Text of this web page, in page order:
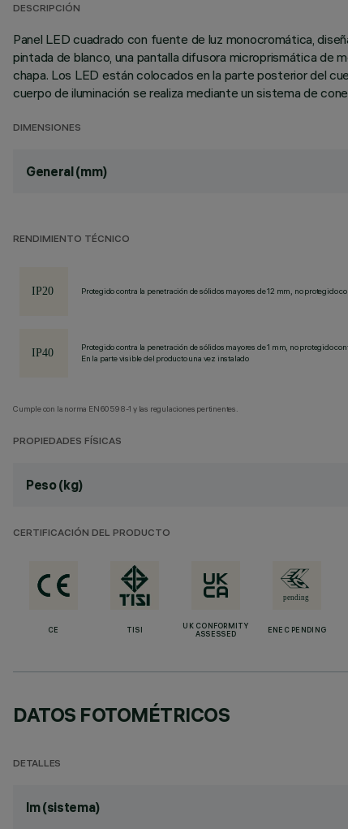
DESCRIPCIÓN
Panel LED cuadrado con fuente de luz monocromática,
pintada de blanco, una pantalla difusora microprismática de
chapa. Los LED están colocados en la parte posterior del
cuerpo de iluminación se realiza mediante un sistema de
DIMENSIONES
General (mm)
RENDIMIENTO TÉCNICO
Protegido contra la penetración de sólidos mayores de 12 mm, no protegido
Protegido contra la penetración de sólidos mayores de 1 mm, no protegido
En la parte visible del producto una vez instalado
Cumple con la norma EN60598-1 y las regulaciones pertinentes.
PROPIEDADES FÍSICAS
Peso (kg)
CERTIFICACIÓN DEL PRODUCTO
CE TISI
UK CONFORMITY
ASSESSED
ENEC PENDING
DATOS FOTOMÉTRICOS
DETALLES
lm (sistema)